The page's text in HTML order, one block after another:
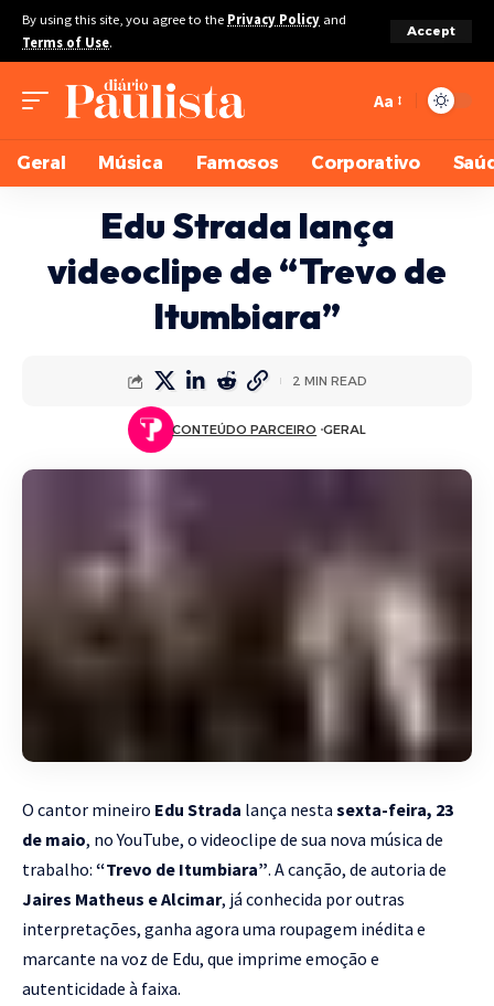
By using this site, you agree to the Privacy Policy and
Terms of Use.
Accept
Aa
Geral Música Famosos Corporativo
Edu Strada lança
videoclipe de “Trevo de
Itumbiara”
CONTEÚDO PARCEIRO GERAL
2 MIN READ
O cantor mineiro Edu Strada lança nesta sexta-feira, 23
de maio, no YouTube, o videoclipe de sua nova música de
trabalho: “Trevo de Itumbiara”. A canção, de autoria de
Jaires Matheus e Alcimar, já conhecida por outras
interpretações, ganha agora uma roupagem inédita e
marcante na voz de Edu, que imprime emoção e
autenticidade à faixa.